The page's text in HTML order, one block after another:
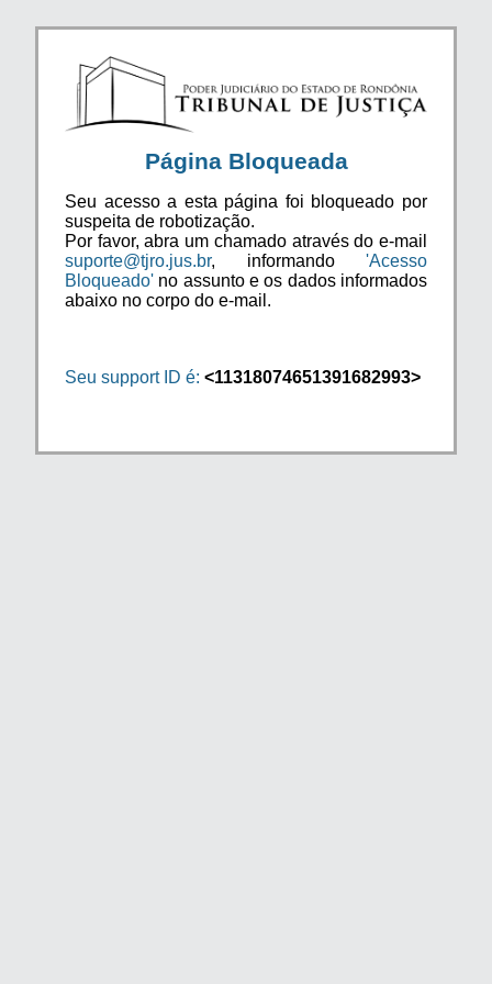
Página Bloqueada
Seu acesso a esta página foi bloqueado por
suspeita de robotização.
Por favor, abra um chamado através do e-mail
suporte@tjro.jus.br, informando 'Acesso
Bloqueado' no assunto e os dados informados
abaixo no corpo do e-mail.
Seu support ID é: <11318074651391682993>